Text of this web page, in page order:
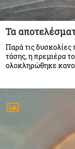
Τα
Παρά τις δυσκολίες
τάσης, η πρεμιέρα
ολοκληρώθηκε